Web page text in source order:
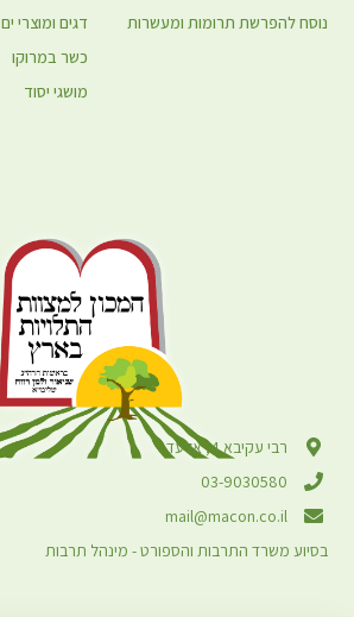
רבי עקיבא 4, אלעד
03-9030580
mail@macon.co.il
בסיוע משרד התרבות והספורט - מינהל תרבות
דגים ומוצרי ים
כשר במרוקו
מושגי יסוד
נוסח להפרשת תרומות ומעשרות